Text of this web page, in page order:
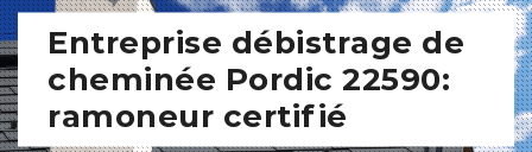
Entreprise débistrage de
cheminée Pordic 22590:
ramoneur certifié